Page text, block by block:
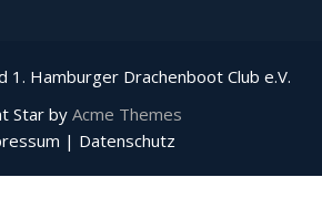
Hamburger Drachenboot Club e.V.
Star by Acme Themes
| Datenschutz